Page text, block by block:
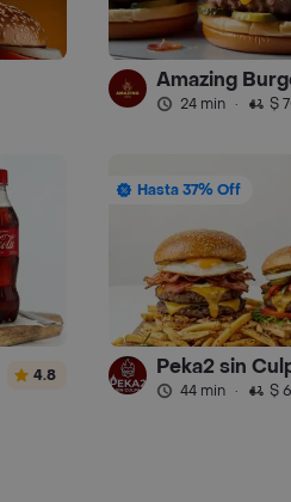
Amazing
24 min · $
4.8
Hasta 37% Off
Peka2 sin
44 min · $